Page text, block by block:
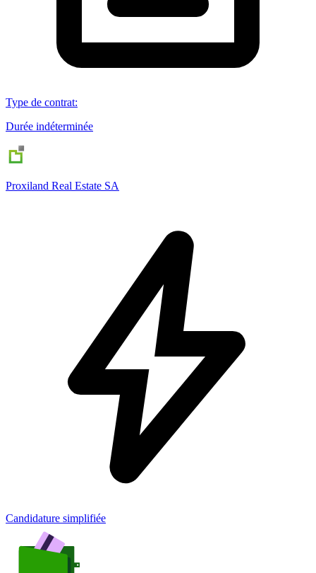
Type de contrat:
Durée indéterminée
Proxiland Real Estate SA
Candidature simplifiée